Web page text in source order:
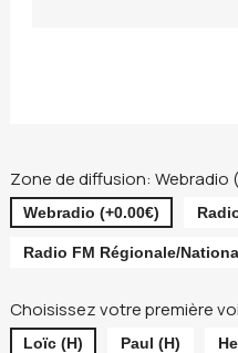
Zone de diffusion: Webradio
Webradio (+0.00€)
Radio FM Régionale/
Choisissez votre première
Loïc (H) Paul (H)